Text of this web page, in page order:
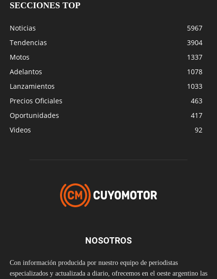
SECCIONES TOP
Noticias
5967
Tendencias
3904
Motos
1337
Adelantos
1078
Lanzamientos
1033
Precios Oficiales
463
Oportunidades
417
Videos
92
NOSOTROS
Con información producida por nuestro equipo de periodistas
especializados y actualizada a diario, ofrecemos en el oeste argentino las